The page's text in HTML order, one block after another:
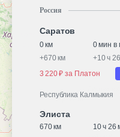
Россия
Саратов
0 км
0 мин в
+670 км +10 ч
3 220 ₽ за Платон
Республика Калмыкия
Элиста
670 км 10 ч 26